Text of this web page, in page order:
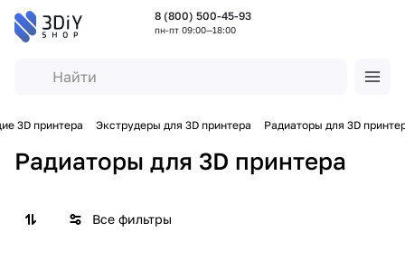
8 (800) 500-45-93
пн-пт 09:00—18:00
3D принтера Экструдеры для 3D принтера Радиаторы для 3D
Радиаторы для 3D принтера
Все фильтры